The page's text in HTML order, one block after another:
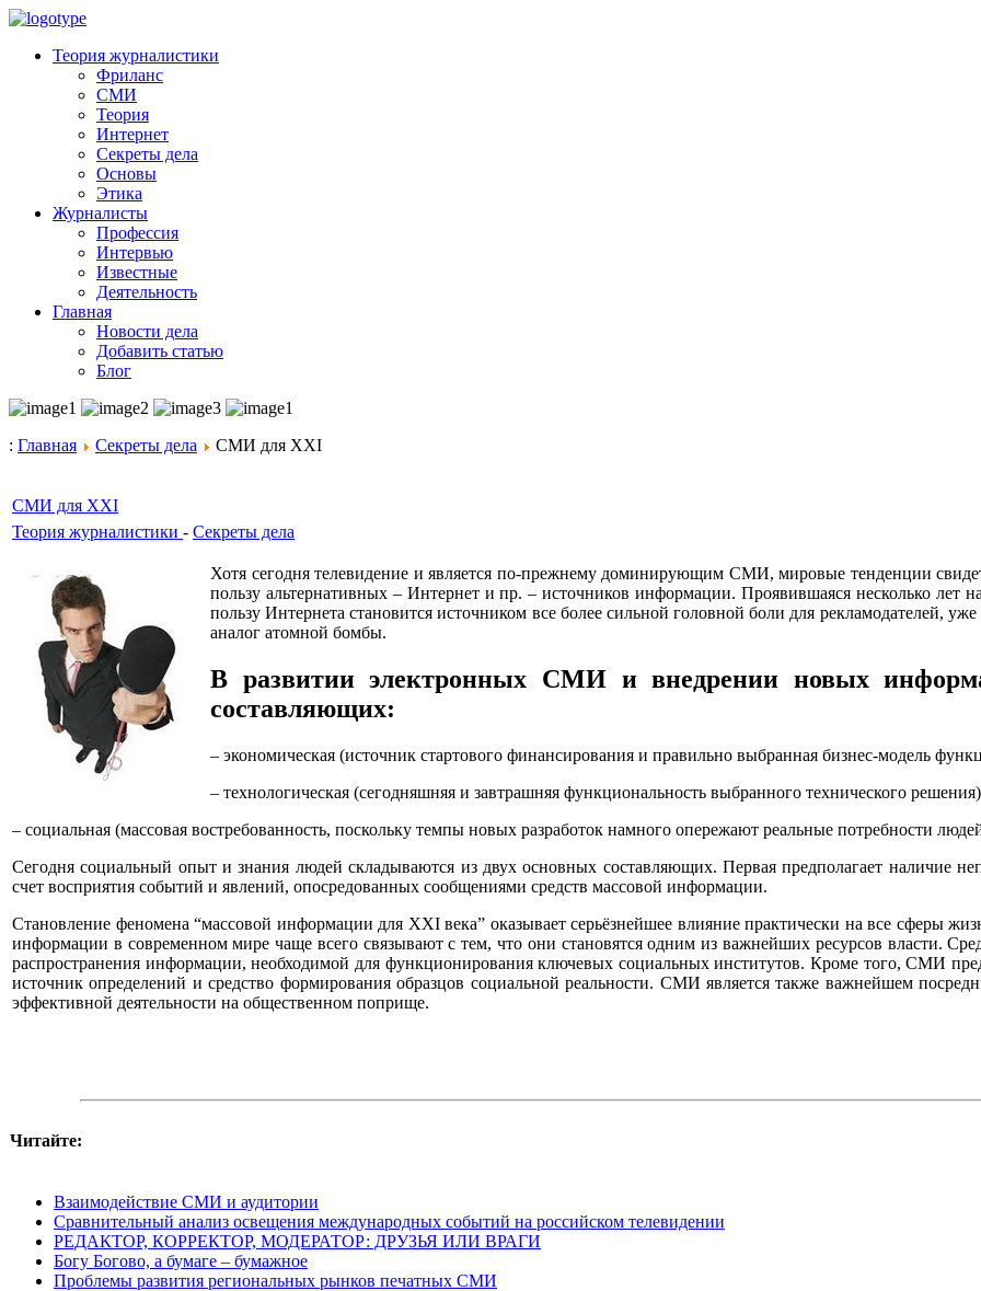
Теория журналистики
Фриланс
СМИ
Теория
Интернет
Секреты дела
Основы
Этика
Журналисты
Профессия
Интервью
Известные
Деятельность
Главная
Новости дела
Добавить статью
Блог
: Главная Секреты дела СМИ для XXI
СМИ для XXI
Теория журналистики - Секреты дела
Хотя сегодня телевидение и является по-прежнему доминирующим СМИ, мировые тенденции
пользу альтернативных – Интернет и пр. – источников информации. Проявившаяся несколько лет
пользу Интернета становится источником все более сильной головной боли для рекламодателей,
аналог атомной бомбы.
В развитии электронных СМИ и внедрении новых
составляющих:
– экономическая (источник стартового финансирования и правильно выбранная бизнес-модель
– технологическая (сегодняшняя и завтрашняя функциональность выбранного технического
– социальная (массовая востребованность, поскольку темпы новых разработок намного опережают реальные потребности
Сегодня социальный опыт и знания людей складываются из двух основных составляющих. Первая предполагает наличие
счет восприятия событий и явлений, опосредованных сообщениями средств массовой информации.
Становление феномена “массовой информации для XXI века” оказывает серьёзнейшее влияние практически на все сферы
информации в современном мире чаще всего связывают с тем, что они становятся одним из важнейших ресурсов власти.
распространения информации, необходимой для функционирования ключевых социальных институтов. Кроме того, СМИ
источник определений и средство формирования образцов социальной реальности. СМИ является также важнейшем
эффективной деятельности на общественном поприще.
Читайте:
Взаимодействие СМИ и аудитории
Сравнительный анализ освещения международных событий на российском телевидении
РЕДАКТОР, КОРРЕКТОР, МОДЕРАТОР: ДРУЗЬЯ ИЛИ ВРАГИ
Богу Богово, а бумаге – бумажное
Проблемы развития региональных рынков печатных СМИ